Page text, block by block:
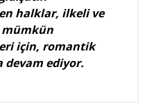
halklar, ilkeli ve
mümkün
için, romantik
ediyor.